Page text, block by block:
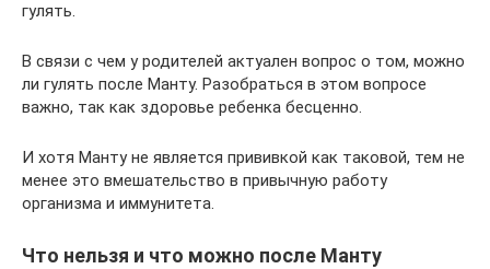
гулять.
В связи с чем у родителей актуален вопрос о том, можно
ли гулять после Манту. Разобраться в этом вопросе
важно, так как здоровье ребенка бесценно.
И хотя Манту не является прививкой как таковой, тем не
менее это вмешательство в привычную работу
организма и иммунитета.
Что нельзя и что можно после Манту